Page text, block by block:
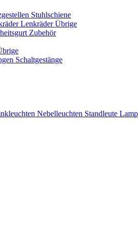
Stuhlschiene
Lenkräder Übrige
Zubehör
Schaltgestänge
Nebelleuchten Standleute